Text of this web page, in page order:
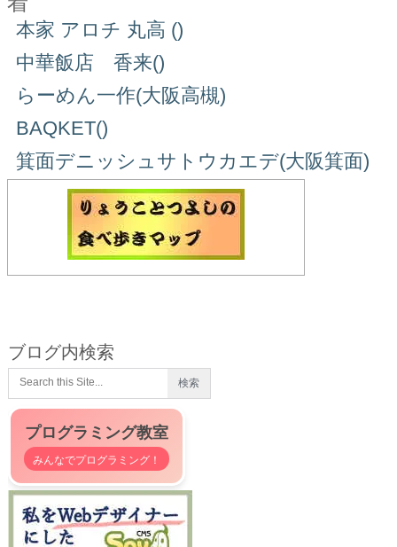
本家 アロチ 丸高 ()
中華飯店 香来()
らーめん一作(大阪高槻)
BAQKET()
箕面デニッシュサトウカエデ(大阪箕面)
ブログ内検索
プログラミング教室
みんなでプログラミング！